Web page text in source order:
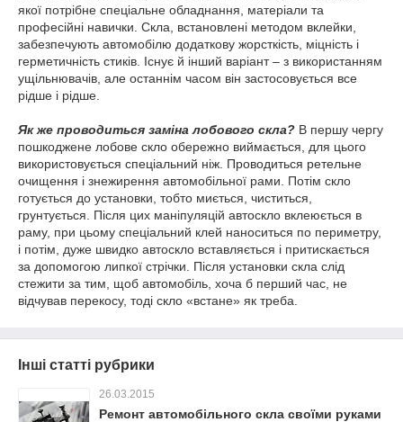
якої потрібне спеціальне обладнання, матеріали та
професійні навички. Скла, встановлені методом вклейки,
забезпечують автомобілю додаткову жорсткість, міцність і
герметичність стиків. Існує й інший варіант – з використанням
ущільнювачів, але останнім часом він застосовується все
рідше і рідше.
Як же проводиться заміна лобового скла? В першу чергу
пошкоджене лобове скло обережно виймається, для цього
використовується спеціальний ніж. Проводиться ретельне
очищення і знежирення автомобільної рами. Потім скло
готується до установки, тобто миється, чиститься,
грунтується. Після цих маніпуляцій автоскло вклеюється в
раму, при цьому спеціальний клей наноситься по периметру,
і потім, дуже швидко автоскло вставляється і притискається
за допомогою липкої стрічки. Після установки скла слід
стежити за тим, щоб автомобіль, хоча б перший час, не
відчував перекосу, тоді скло «встане» як треба.
Інші статті рубрики
26.03.2015
Ремонт автомобільного скла своїми руками